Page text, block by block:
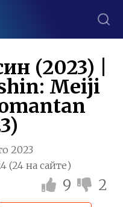
(2023) |
Meiji
2023
(24 на сайте)
9 2